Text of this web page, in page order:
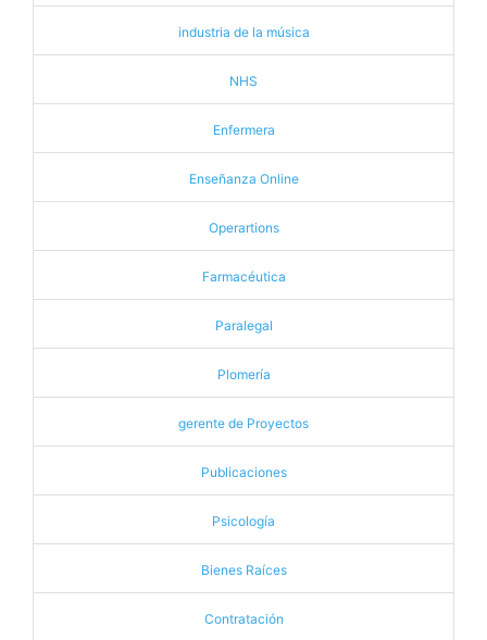
industria de la música
NHS
Enfermera
Enseñanza Online
Operartions
Farmacéutica
Paralegal
Plomería
gerente de Proyectos
Publicaciones
Psicología
Bienes Raíces
Contratación